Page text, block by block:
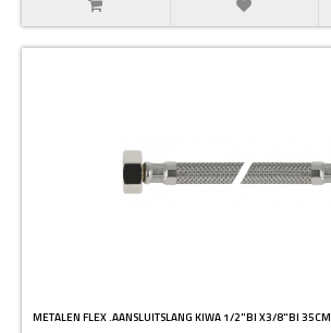
METALEN FLEX .AANSLUITSLANG KIWA 1/2"BI X3/8"BI 35CM